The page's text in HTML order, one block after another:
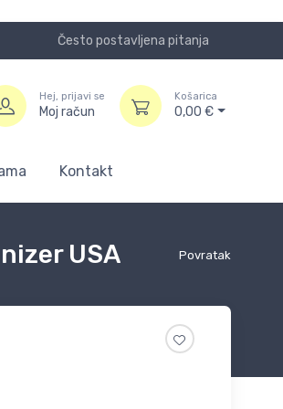
Često postavljena pitanja
Hej, prijavi se
Moj račun
Košarica
0,00 €
Kontakt
Povratak
USA